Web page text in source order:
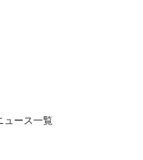
ュース一覧